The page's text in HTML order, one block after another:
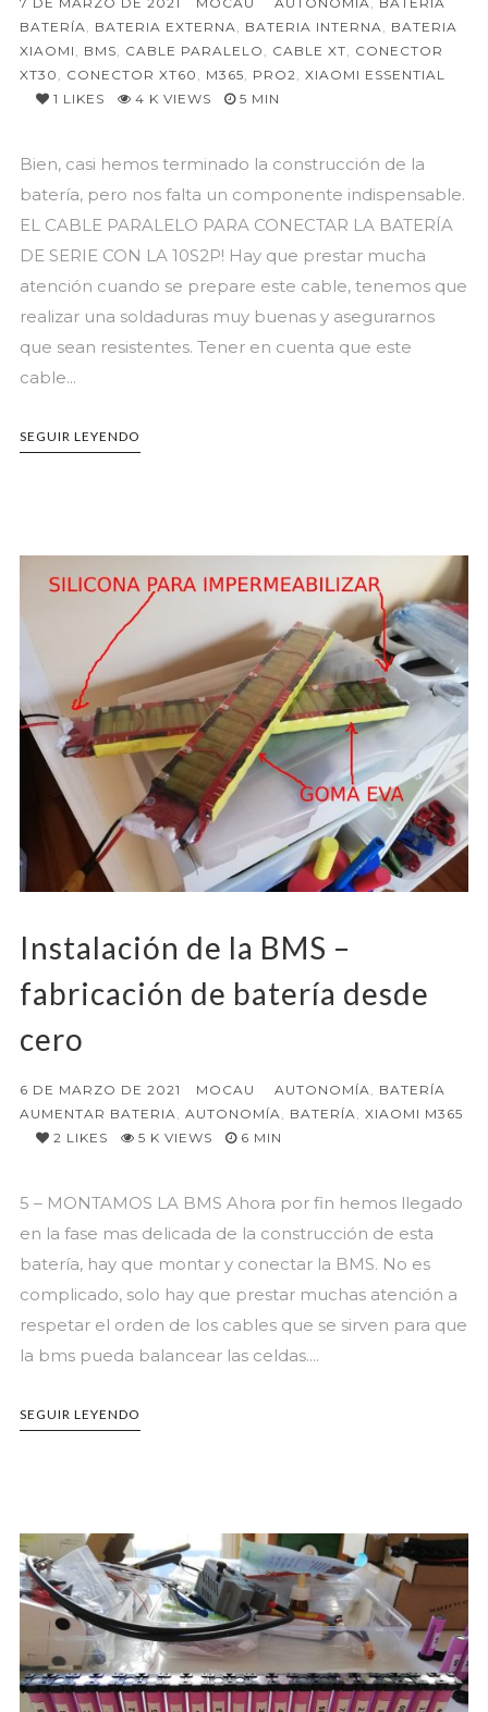
BATERÍA
BATERIA EXTERNA BATERIA INTERNA
BATERIA
XIAOMI
BMS CABLE PARALELO CABLE XT
CONECTOR
XT30
CONECTOR XT60 M365 PRO2
XIAOMI ESSENTIAL
1 LIKES 4 K VIEWS 5 MIN
Bien, casi hemos terminado la construcción de la
batería, pero nos falta un componente indispensable.
EL CABLE PARALELO PARA CONECTAR LA BATERÍA
DE SERIE CON LA 10S2P! Hay que prestar mucha
atención cuando se prepare este cable, tenemos que
realizar una soldaduras muy buenas y asegurarnos
que sean resistentes. Tener en cuenta que este
cable...
SEGUIR LEYENDO
Instalación de la BMS –
fabricación de batería desde
cero
6 DE MARZO DE 2021 MOCAU AUTONOMÍA
BATERÍA
AUMENTAR BATERIA
AUTONOMÍA BATERÍA
XIAOMI M365
2 LIKES 5 K VIEWS 6 MIN
5 – MONTAMOS LA BMS Ahora por fin hemos llegado
en la fase mas delicada de la construcción de esta
batería, hay que montar y conectar la BMS. No es
complicado, solo hay que prestar muchas atención a
respetar el orden de los cables que se sirven para que
la bms pueda balancear las celdas....
SEGUIR LEYENDO